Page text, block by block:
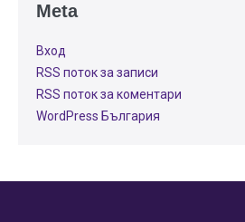
Meta
Вход
RSS поток за записи
RSS поток за коментари
WordPress България